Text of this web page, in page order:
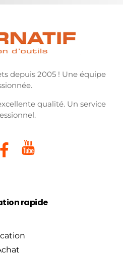
depuis 2005 ! Une équipe
qualité. Un service
rapide